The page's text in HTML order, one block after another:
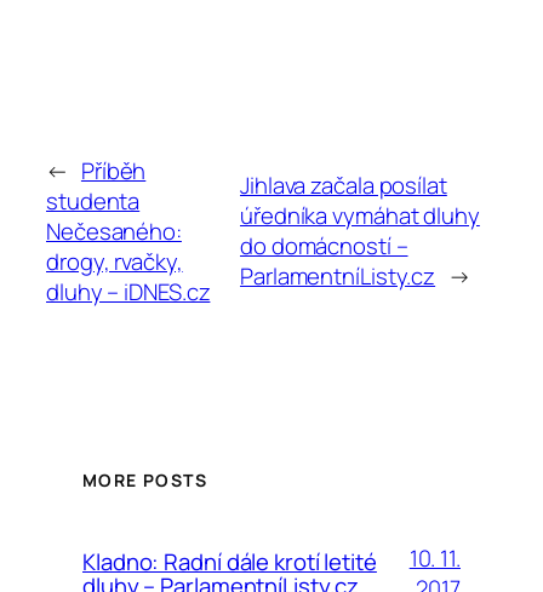
← Příběh
studenta
Nečesaného:
drogy, rvačky,
dluhy – iDNES.cz
Jihlava začala posílat
úředníka vymáhat dluhy
do domácností –
ParlamentníListy.cz →
MORE POSTS
Kladno: Radní dále krotí letité
10. 11.